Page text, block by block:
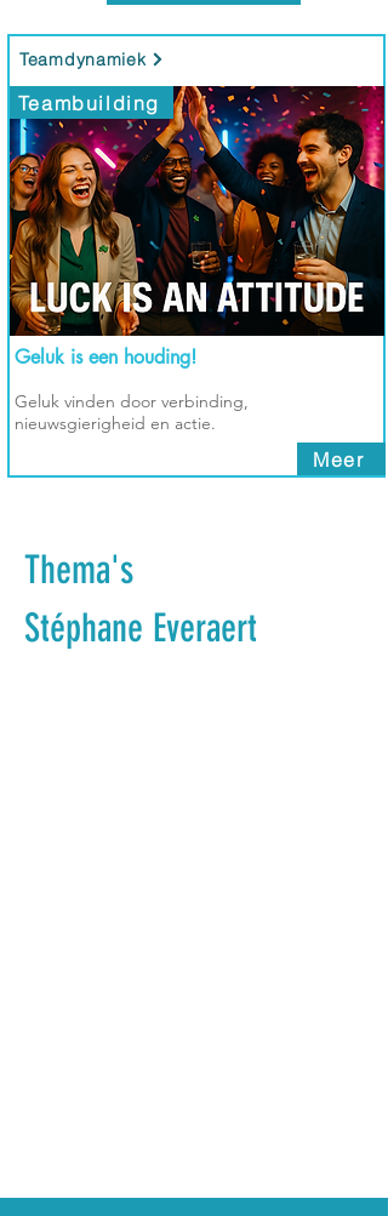
Teamdynamiek
Teambuilding
Geluk is een houding!
Geluk vinden door verbinding,
nieuwsgierigheid en actie.
Meer
Thema's
Stéphane Everaert